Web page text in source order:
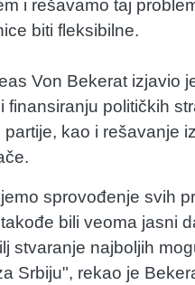
i rešavamo taj
biti fleksibilne.
Von Bekerat izjavio
finansiranju političkih
kao i rešavanje
sprovođenje svih
bili veoma jasni
stvaranje najboljih
Srbiju", rekao je